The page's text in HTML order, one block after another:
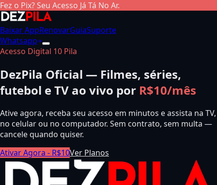
Fez o Pix? Seu Acesso Já Tá No Ar.
Baixar AppRenovarGuiaSuporte
Whatsapp
Acesso Digital 10 Pila
DezPila Oficial — Filmes, séries,
futebol e TV ao vivo por R$10/mês
Ative agora, receba seu acesso em minutos e assista na TV,
no celular ou no computador. Sem contrato, sem multa —
cancele quando quiser.
Ativar Agora - R$10Ver Planos